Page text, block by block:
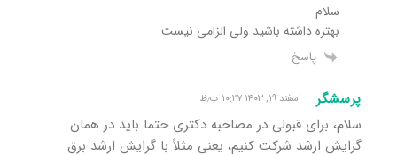
سلام
بهتره داشته باشید ولی الزامی نیست
پاسخ
پرسشگر اسفند ۱۹, ۱۴۰۳ ۱۰:۲۷ ب٫ظ
سلام، برای قبولی در مصاحبه دکتری حتما باید در همان
گرایش ارشد شرکت کنیم، یعنی مثلاً با گرایش ارشد برق